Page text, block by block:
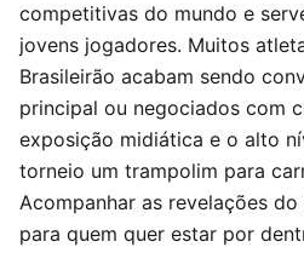
competitivas do mundo e
jovens jogadores. Muitos
Brasileirão acabam sendo
principal ou negociados com
exposição midiática e o alto
torneio um trampolim para
Acompanhar as revelações
para quem quer estar por